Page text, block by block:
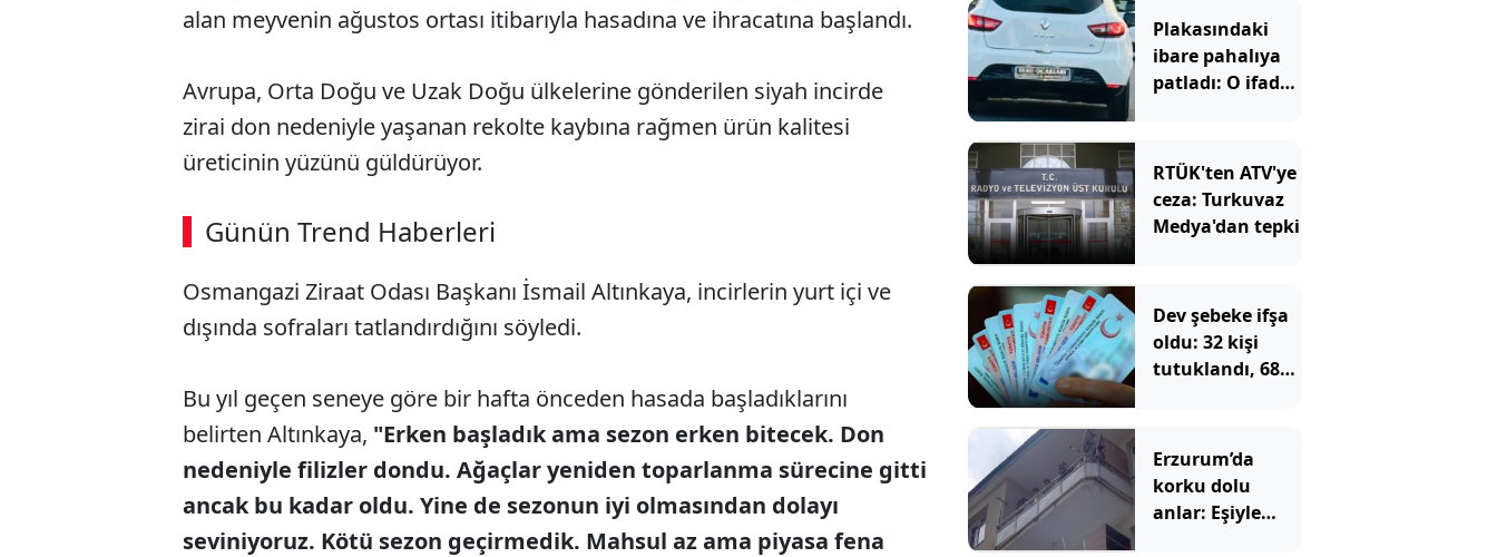
alan meyvenin ağustos ortası itibarıyla hasadına ve ihracatına başlandı.
Avrupa, Orta Doğu ve Uzak Doğu ülkelerine gönderilen siyah incirde
zirai don nedeniyle yaşanan rekolte kaybına rağmen ürün kalitesi
üreticinin yüzünü güldürüyor.
Günün Trend Haberleri
00:03 / 08:06
Sesi Aç
Osmangazi Ziraat Odası Başkanı İsmail Altınkaya, incirlerin yurt içi ve
dışında sofraları tatlandırdığını söyledi.
Bu yıl geçen seneye göre bir hafta önceden hasada başladıklarını
belirten Altınkaya, "Erken başladık ama sezon erken bitecek. Don
nedeniyle filizler dondu. Ağaçlar yeniden toparlanma sürecine gitti
ancak bu kadar oldu. Yine de sezonun iyi olmasından dolayı
seviniyoruz. Kötü sezon geçirmedik. Mahsul az ama piyasa fena
Plakasındaki
ibare pahalıya
patladı: O ifade
RTÜK'ten ATV'ye
ceza: Turkuvaz
Medya'dan tepki
Dev şebeke ifşa
oldu: 32 kişi
tutuklandı, 687
iptal edilecek
Erzurum’da
korku dolu
anlar: Eşiyle